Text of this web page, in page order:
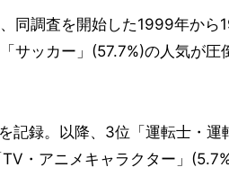
同調査を開始した1999年から
サッカー」(57.7%)の人気が圧
記録。以降、3位「運転士・
・アニメキャラクター」